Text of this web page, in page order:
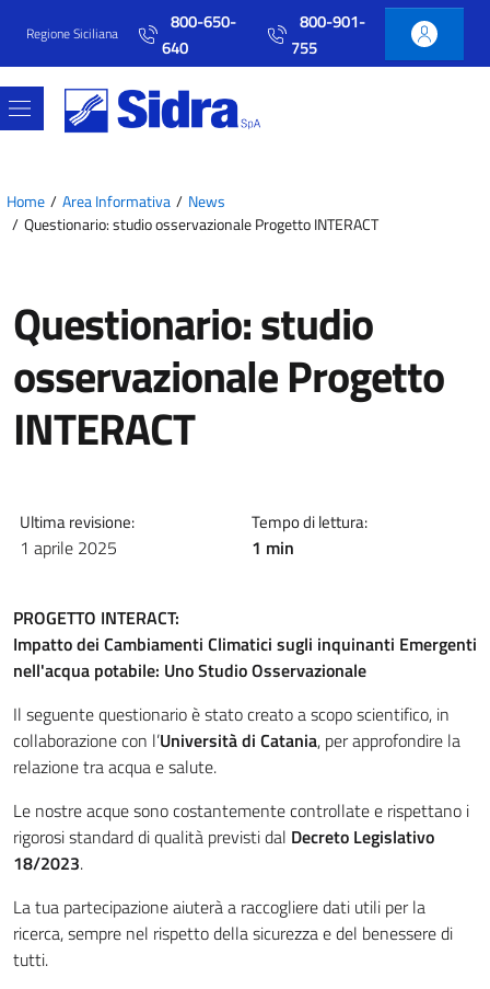
Vai al contenuto principale
Vai al menu principale
Regione Siciliana
800-650-
640
800-901-
755
Home Area Informativa
News
Questionario: studio osservazionale Progetto INTERACT
Questionario: studio
osservazionale Progetto
INTERACT
Ultima revisione:
1 aprile 2025
Tempo di lettura:
1 min
PROGETTO INTERACT:
Impatto dei Cambiamenti Climatici sugli inquinanti Emergenti
nell'acqua potabile: Uno Studio Osservazionale
Il seguente questionario è stato creato a scopo scientifico, in
collaborazione con l’Università di Catania, per approfondire la
relazione tra acqua e salute.
Le nostre acque sono costantemente controllate e rispettano i
rigorosi standard di qualità previsti dal Decreto Legislativo
18/2023.
La tua partecipazione aiuterà a raccogliere dati utili per la
ricerca, sempre nel rispetto della sicurezza e del benessere di
tutti.